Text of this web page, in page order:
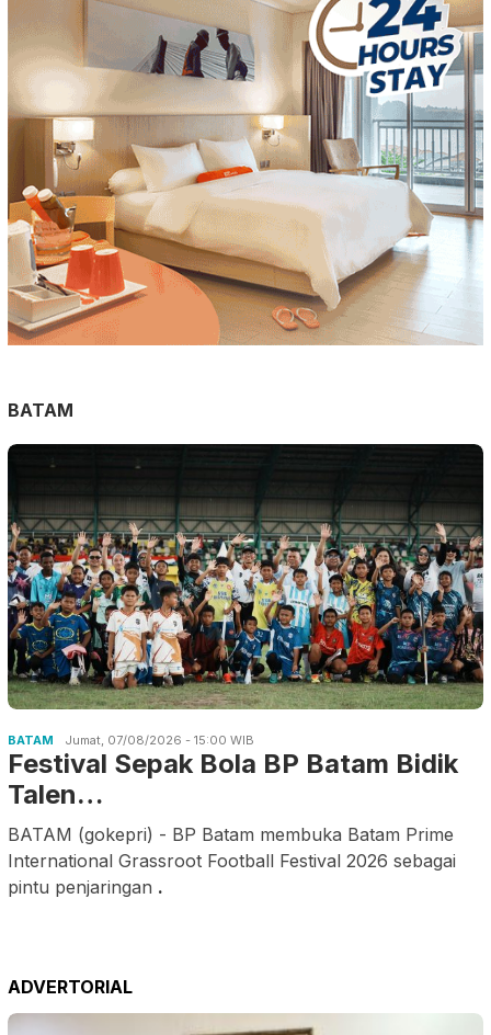
BATAM
BATAM Jumat, 07/08/2026 - 15:00 WIB
Festival Sepak Bola BP Batam Bidik
Talen…
BATAM (gokepri) - BP Batam membuka Batam Prime
International Grassroot Football Festival 2026 sebagai
pintu penjaringan .
ADVERTORIAL